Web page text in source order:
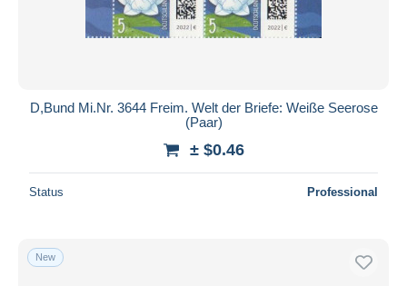
Submit
D,Bund Mi.Nr. 3644 Freim. Welt der Briefe: Weiße Seerose
(Paar)
± $0.46
Status Professional
New